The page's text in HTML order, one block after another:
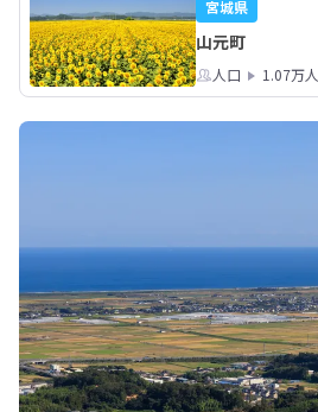
宮城県
山元町
人口 1.07万人